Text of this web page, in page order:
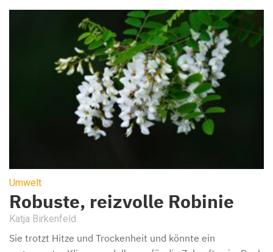
Umwelt
Robuste, reizvolle Robinie
Katja Birkenfeld
Sie trotzt Hitze und Trockenheit und könnte ein